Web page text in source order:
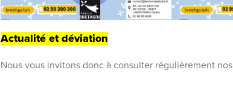
Actualité et déviation
Nous vous invitons donc à consulter régulièrement nos